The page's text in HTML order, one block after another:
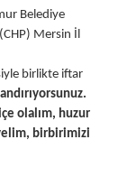
Belediye
Mersin İl
birlikte iftar
olalım, huzur
birbirimizi